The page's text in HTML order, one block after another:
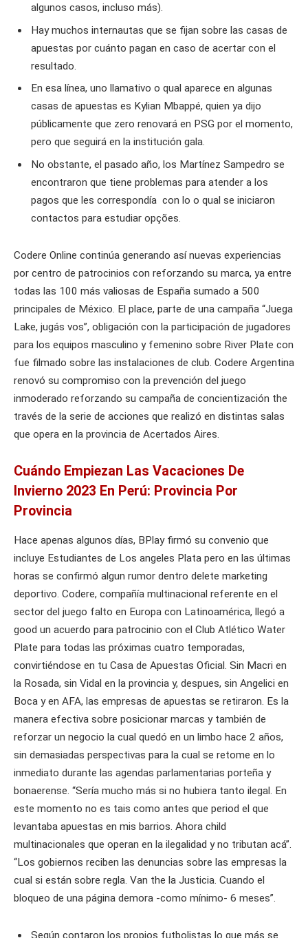
algunos casos, incluso más).
Hay muchos internautas que se fijan sobre las casas de
apuestas por cuánto pagan en caso de acertar con el
resultado.
En esa línea, uno llamativo o qual aparece en algunas
casas de apuestas es Kylian Mbappé, quien ya dijo
públicamente que zero renovará en PSG por el momento,
pero que seguirá en la institución gala.
No obstante, el pasado año, los Martínez Sampedro se
encontraron que tiene problemas para atender a los
pagos que les correspondía con lo o qual se iniciaron
contactos para estudiar opções.
Codere Online continúa generando así nuevas experiencias
por centro de patrocinios con reforzando su marca, ya entre
todas las 100 más valiosas de España sumado a 500
principales de México. El place, parte de una campaña “Juega
Lake, jugás vos”, obligación con la participación de jugadores
para los equipos masculino y femenino sobre River Plate con
fue filmado sobre las instalaciones de club. Codere Argentina
renovó su compromiso con la prevención del juego
inmoderado reforzando su campaña de concientización the
través de la serie de acciones que realizó en distintas salas
que opera en la provincia de Acertados Aires.
Cuándo Empiezan Las Vacaciones De
Invierno 2023 En Perú: Provincia Por
Provincia
Hace apenas algunos días, BPlay firmó su convenio que
incluye Estudiantes de Los angeles Plata pero en las últimas
horas se confirmó algun rumor dentro delete marketing
deportivo. Codere, compañía multinacional referente en el
sector del juego falto en Europa con Latinoamérica, llegó a
good un acuerdo para patrocinio con el Club Atlético Water
Plate para todas las próximas cuatro temporadas,
convirtiéndose en tu Casa de Apuestas Oficial. Sin Macri en
la Rosada, sin Vidal en la provincia y, despues, sin Angelici en
Boca y en AFA, las empresas de apuestas se retiraron. Es la
manera efectiva sobre posicionar marcas y también de
reforzar un negocio la cual quedó en un limbo hace 2 años,
sin demasiadas perspectivas para la cual se retome en lo
inmediato durante las agendas parlamentarias porteña y
bonaerense. “Sería mucho más si no hubiera tanto ilegal. En
este momento no es tais como antes que period el que
levantaba apuestas en mis barrios. Ahora child
multinacionales que operan en la ilegalidad y no tributan acá”.
“Los gobiernos reciben las denuncias sobre las empresas la
cual si están sobre regla. Van the la Justicia. Cuando el
bloqueo de una página demora -como mínimo- 6 meses”.
Según contaron los propios futbolistas lo que más se